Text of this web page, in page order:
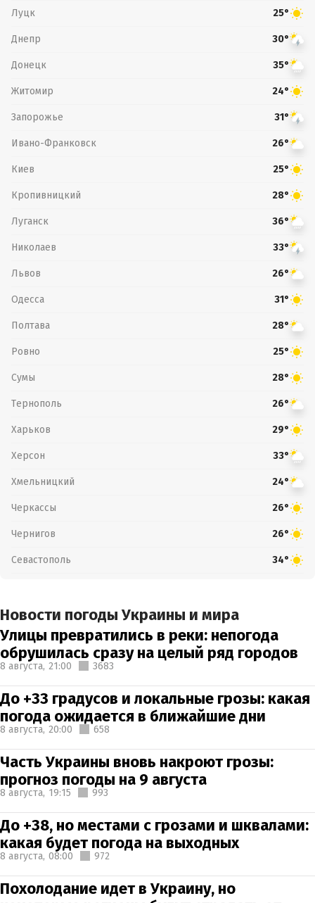
Луцк 25°
Днепр 30°
Донецк 35°
Житомир 24°
Запорожье 31°
Ивано-Франковск 26°
Киев 25°
Кропивницкий 28°
Луганск 36°
Николаев 33°
Львов 26°
Одесса 31°
Полтава 28°
Ровно 25°
Сумы 28°
Тернополь 26°
Харьков 29°
Херсон 33°
Хмельницкий 24°
Черкассы 26°
Чернигов 26°
Севастополь 34°
Новости погоды Украины и мира
Улицы превратились в реки: непогода
обрушилась сразу на целый ряд городов
8 августа, 21:00 3683
До +33 градусов и локальные грозы: какая
погода ожидается в ближайшие дни
8 августа, 20:00 658
Часть Украины вновь накроют грозы:
прогноз погоды на 9 августа
8 августа, 19:15 993
До +38, но местами с грозами и шквалами:
какая будет погода на выходных
8 августа, 08:00 972
Похолодание идет в Украину, но